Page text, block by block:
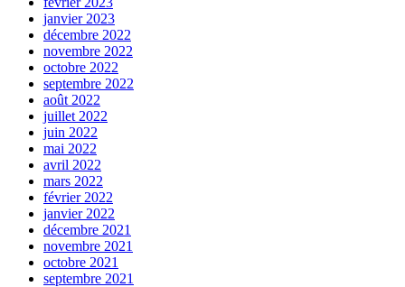
janvier 2023
décembre 2022
novembre 2022
octobre 2022
septembre 2022
août 2022
juillet 2022
juin 2022
mai 2022
avril 2022
mars 2022
février 2022
janvier 2022
décembre 2021
novembre 2021
octobre 2021
septembre 2021